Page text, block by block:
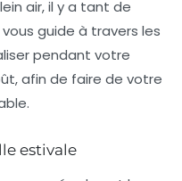
air, il y a tant de
guide à travers les
pendant votre
afin de faire de votre
estivale